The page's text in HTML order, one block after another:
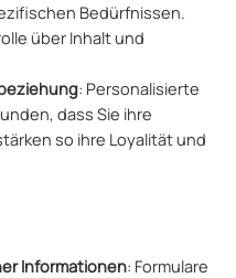
Bedürfnissen.
über Inhalt und
: Personalisierte
dass Sie ihre
so ihre Loyalität und
Informationen: Formulare